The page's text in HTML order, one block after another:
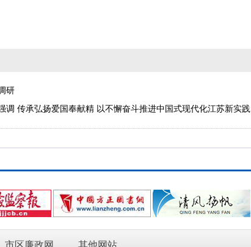
研
调 传承弘扬爱国奉献精 以不懈奋斗推进中国式现代化江苏新实践
市区廉政网 其他网站